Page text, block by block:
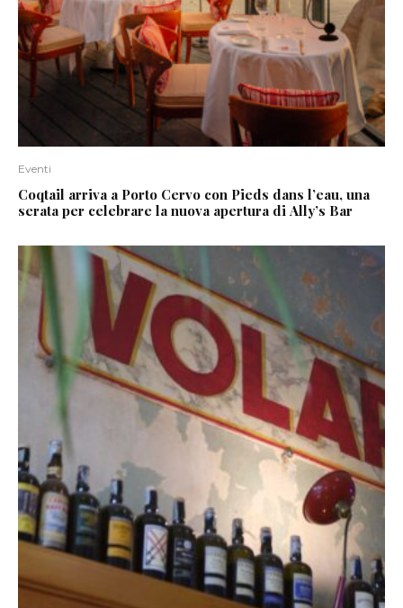
Eventi
Coqtail arriva a Porto Cervo con Pieds dans l’eau, una
serata per celebrare la nuova apertura di Ally’s Bar